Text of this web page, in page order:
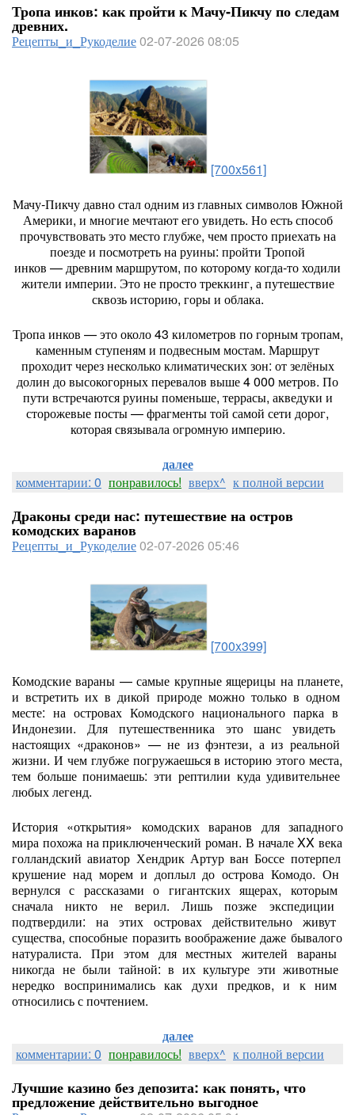
Тропа инков: как пройти к Мачу‑Пикчу по следам
древних.
Рецепты_и_Рукоделие02-07-2026 08:05
[700x561]
Мачу‑Пикчудавносталоднимизглавныхсимволов Южной
Америки, и многиемечтаютегоувидеть. Ноестьспособ
прочувствоватьэтоместоглубже, чемпростоприехатьна
поездеи посмотретьнаруины: пройти Тропой
инков — древниммаршрутом, покоторомукогда‑тоходили
жители империи. Этонепростотреккинг, апутешествие
сквозьисторию, горыи облака.
Тропаинков — этооколо43 километров погорнымтропам,
каменнымступенями подвесныммостам. Маршрут
проходитчерезнесколькоклиматическихзон: отзелёных
долин довысокогорныхперевалов выше4000 метров. По
пути встречаютсяруиныпоменьше, террасы, акведуки и
сторожевыепосты— фрагментытой самой сети дорог,
котораясвязывалаогромнуюимперию.
далее
комментарии: 0 понравилось! вверх^ к полной версии
Драконы среди нас: путешествие на остров
комодских варанов
Рецепты_и_Рукоделие02-07-2026 05:46
[700x399]
Комодские вараны — самые крупныеящерицы напланете,
и встретить их в дикой природеможнотольков одном
месте: на островах Комодского национального парка в
Индонезии. Дляпутешественникаэтошанс увидеть
настоящих «драконов» — не изфэнтези, аиз реальной
жизни. И чемглубжепогружаешьсяв историю этого места,
тем большепонимаешь: эти рептилии кудаудивительнее
любыхлегенд.
История «открытия» комодскихваранов длязападного
мира похожанаприключенческий роман. В началеXX века
голландский авиатор ХендрикАртурван Боссе потерпел
крушение надмореми доплылдо острова Комодо. Он
вернулся с рассказами о гигантскихящерах, которым
сначала никто неверил. Лишь позже экспедиции
подтвердили: на этих островах действительно живут
существа, способные поразитьвоображение даже бывалого
натуралиста. При этомдляместных жителей вараны
никогда небыли тайной: в ихкультуре эти животные
нередко воспринималиськак духи предков, и кним
относилисьспочтением.
далее
комментарии: 0 понравилось! вверх^ к полной версии
Лучшие казино без депозита: как понять, что
предложение действительно выгодное